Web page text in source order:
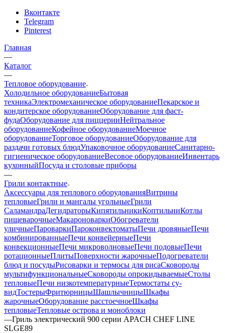
Вконтакте
Telegram
Pinterest
Главная
—
Каталог
—
Тепловое оборудование
Холодильное оборудованиеБытовая
техникаЭлектромеханическое оборудованиеПекарское и
кондитерское оборудованиеОборудование для фаст-
фудаОборудование для пиццерииНейтральное
оборудованиеКофейное оборудованиеМоечное
оборудованиеТорговое оборудованиеОборудование для
раздачи готовых блюдУпаковочное оборудованиеСанитарно-
гигиеническое оборудованиеВесовое оборудованиеИнвентарь
кухонныйПосуда и столовые приборы
—
Грили контактные
Аксессуары для теплового оборудованияВитрины
тепловыеГрили и мангалы угольныеГрили
СаламандраДегидраторыКипятильникиКоптильниКотлы
пищеварочныеМакароноваркиОбогреватели
уличныеПароваркиПароконвектоматыПечи дровяныеПечи
комбинированныеПечи конвейерныеПечи
конвекционныеПечи микроволновыеПечи подовыеПечи
ротационныеПлитыПоверхности жарочныеПодогреватели
блюд и посудыРисоварки и термосы для рисаСковороды
мультифункциональныеСковороды опрокидываемыеСтолы
тепловыеПечи низкотемпературныеТермостаты су-
видТостерыФритюрницыШашлычницыШкафы
жарочныеОборудование расстоечноеШкафы
тепловыеТепловые острова и моноблоки
—Гриль электрический 900 серии APACH CHEF LINE
SLGE89